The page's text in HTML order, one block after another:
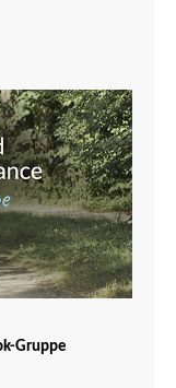
Gruppe